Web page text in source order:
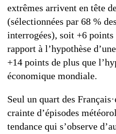
extrêmes arrivent en tête
(sélectionnées par 68 %
interrogées), soit +6 points
rapport à l’hypothèse
+14 points de plus que
économique mondiale.
Seul un quart des
crainte d’épisodes
tendance qui s’observe